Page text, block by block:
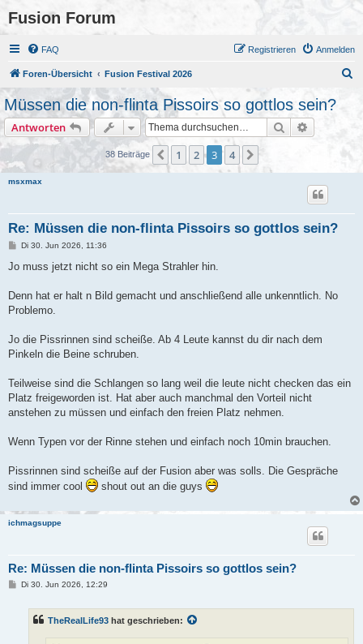
Fusion Forum
FAQ Anmelden
Registrieren
Foren-Übersicht Fusion Festival 2026
Müssen die non-flinta Pissoirs so gottlos sein?
Antworten Suche
38 Beiträge Vorherige
1 2 3 4
msxmax
Re: Müssen die non-flinta Pissoirs so gottlos sein?
B
i
a
Di 30. Jun 2026, 11:36
Jo muss jetzt nicht so ein Mega Strahler hin.
Denn hat er halt n Bild gemacht und anschließend alle unkenntlich. No
Problemo.
Jo die Pissrinnen sind scheiße. Ab 4 Leute kannst du dir nach dem
Pinkeln die Beine schruben.
Teilweise sind die Schlangen so lang weil die leute nicht checken das ein
Platz freigeworden ist. Hat aber auch manchmal den Vorteil nicht
anstehen zu müssen und einfach den freien Platz nehmen.
Wenn Typen vor der Rinne stehen und einfach noch 10min brauchen.
Pissrinnen sind scheiße auf der Fusion aber was solls. Die Gespräche
sind immer cool
shout out an die guys
ichmagsuppe
Re: Müssen die non-flinta Pissoirs so gottlos sein?
BDi 30. Jun 2026, 12:29
TheRealLife93 hat geschrieben: